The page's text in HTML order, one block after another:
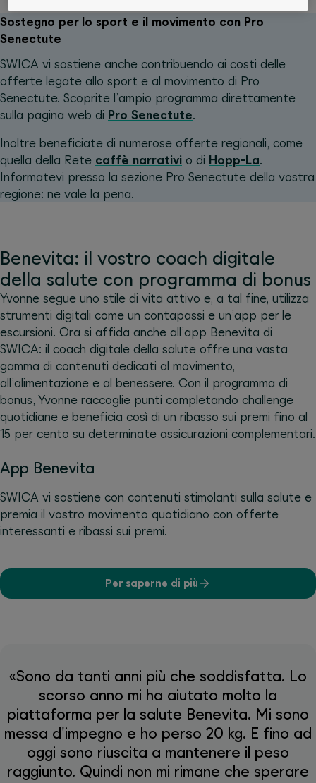
Sostegno per lo sport e il movimento con Pro
Senectute
SWICA vi sostiene anche contribuendo ai costi delle
offerte legate allo sport e al movimento di Pro
Senectute. Scoprite l’ampio programma direttamente
sulla pagina web di Pro Senectute.
Inoltre beneficiate di numerose offerte regionali, come
quella della Rete caffè narrativi o di Hopp-La.
Informatevi presso la sezione Pro Senectute della vostra
regione: ne vale la pena.
Benevita: il vostro coach digitale
della salute con programma di bonus
Yvonne segue uno stile di vita attivo e, a tal fine, utilizza
strumenti digitali come un contapassi e un’app per le
escursioni. Ora si affida anche all’app Benevita di
SWICA: il coach digitale della salute offre una vasta
gamma di contenuti dedicati al movimento,
all’alimentazione e al benessere. Con il programma di
bonus, Yvonne raccoglie punti completando challenge
quotidiane e beneficia così di un ribasso sui premi fino al
15 per cento su determinate assicurazioni complementari.
App Benevita
SWICA vi sostiene con contenuti stimolanti sulla salute e
premia il vostro movimento quotidiano con offerte
interessanti e ribassi sui premi.
Per saperne di più
«Sono da tanti anni più che soddisfatta. Lo
scorso anno mi ha aiutato molto la
piattaforma per la salute Benevita. Mi sono
messa d'impegno e ho perso 20 kg. E fino ad
oggi sono riuscita a mantenere il peso
raggiunto. Quindi non mi rimane che sperare